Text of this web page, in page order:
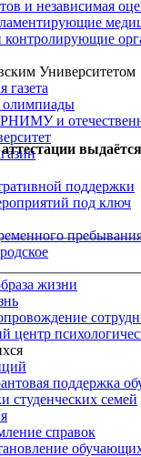
и независимая
Университетом
газета
и
поддержки
под ключ
жизни
центр
поддержка
студенческих семей
справок